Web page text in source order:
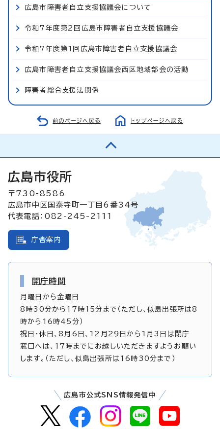
広島市障害者自立支援協議会について
令和7年度第2回広島市障害者自立支援協議会
令和7年度第1回広島市障害者自立支援協議会
広島市障害者自立支援協議会西区地域部会の活動
障害者総合支援法関係
前のページへ戻る トップページへ戻る
広島市役所
〒730-8586
広島市中区国泰寺町一丁目6番34号
代表電話：082-245-2111
庁舎案内
開庁時間
月曜日から金曜日
8時30分から17時15分まで（ただし、似島出張所は8
時から16時45分）
祝日・休日、8月6日、12月29日から1月3日は閉庁
窓口へは、17時までにお越しいただきますようお願い
します。（ただし、似島出張所は16時30分まで）
広島市公式SNS情報発信中